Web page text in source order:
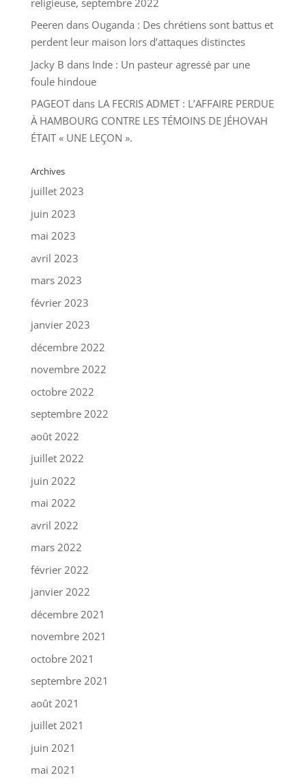
Peeren dans Ouganda : Des chrétiens sont battus et
perdent leur maison lors d’attaques distinctes
Jacky B dans Inde : Un pasteur agressé par une
foule hindoue
PAGEOTdans LA FECRIS ADMET : L’AFFAIRE PERDUE
À HAMBOURG CONTRE LES TÉMOINS DE JÉHOVAH
ÉTAIT « UNE LEÇON ».
Archives
juillet 2023
juin 2023
mai 2023
avril 2023
mars 2023
février 2023
janvier 2023
décembre 2022
novembre 2022
octobre 2022
septembre 2022
août 2022
juillet 2022
juin 2022
mai 2022
avril 2022
mars 2022
février 2022
janvier 2022
décembre 2021
novembre 2021
octobre 2021
septembre 2021
août 2021
juillet 2021
juin 2021
mai 2021